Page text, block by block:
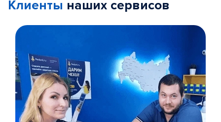
Клиенты наших сервисов